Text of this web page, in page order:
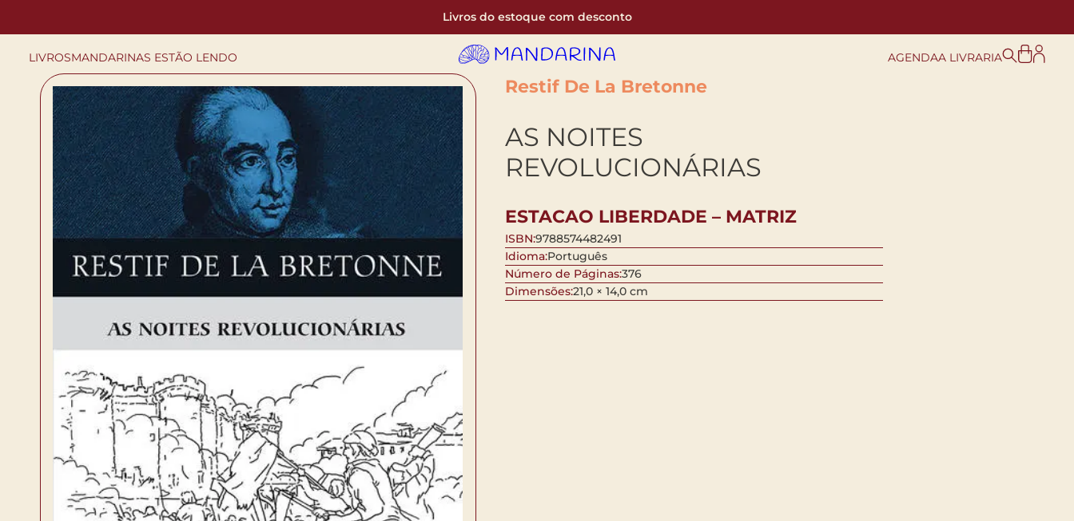
Livros do estoque com desconto
LIVROSMANDARINAS ESTÃO LENDO AGENDAA LIVRARIA
Restif De La Bretonne
AS NOITES
REVOLUCIONÁRIAS
ESTACAO LIBERDADE – MATRIZ
ISBN:9788574482491
Idioma:Português
Número de Páginas:376
Dimensões:21,0 × 14,0 cm